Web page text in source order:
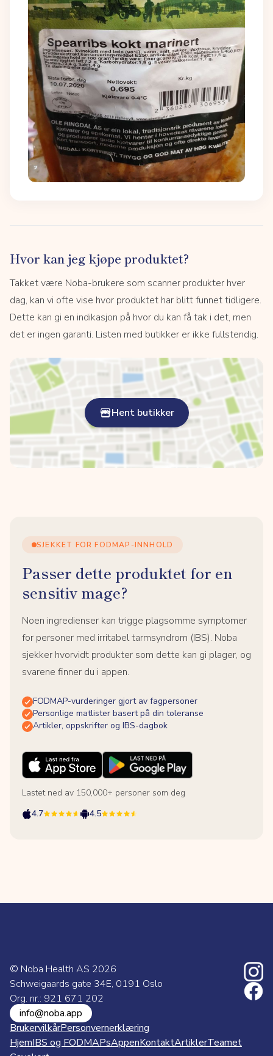
Hvor kan jeg kjøpe produktet?
Takket være Noba-brukere som scanner produkter hver
dag, kan vi ofte vise hvor produktet har blitt funnet tidligere.
Dette kan gi en indikasjon på hvor du kan få tak i det, men
det er ingen garanti. Listen med butikker er ikke fullstendig.
Hent butikker
SJEKKET FOR FODMAP-INNHOLD
Passer dette produktet for en
sensitiv mage?
Noen ingredienser kan trigge plagsomme symptomer
for personer med irritabel tarmsyndrom (IBS). Noba
sjekker hvorvidt produkter som dette kan gi plager, og
svarene finner du i appen.
FODMAP-vurderinger gjort av fagpersoner
Personlige matlister basert på din toleranse
Artikler, oppskrifter og IBS-dagbok
Lastet ned av 150,000+ personer som deg
4.7
4.5
© Noba Health AS 2026
Schweigaards gate 34E, 0191 Oslo
Org. nr.: 921 671 202
info@noba.app
BrukervilkårPersonvernerklæring
HjemIBS og FODMAPsAppenKontaktArtiklerTeamet